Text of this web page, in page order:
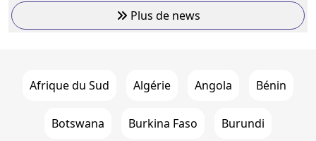
Plus de news
Afrique du Sud Algérie Angola Bénin
Botswana Burkina Faso Burundi